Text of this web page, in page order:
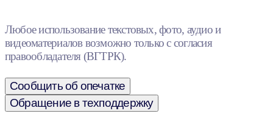
Любое использование текстовых, фото, аудио и
видеоматериалов возможно только с согласия
правообладателя (ВГТРК).
Сообщить об опечатке
Обращение в техподдержку